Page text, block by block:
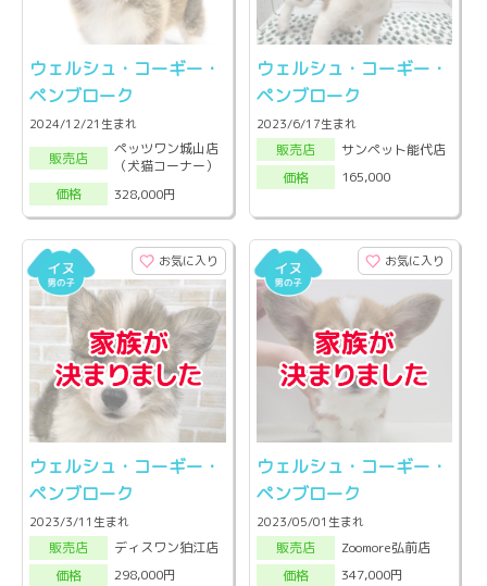
ウェルシュ・コーギー・
ペンブローク
2024/12/21生まれ
販売店
ペッツワン城山店
（犬猫コーナー）
価格
328,000円
ウェルシュ・コーギー・
ペンブローク
2023/6/17生まれ
販売店
サンペット能代店
価格
165,000
お気に入り
ウェルシュ・コーギー・
ペンブローク
2023/3/11生まれ
販売店
ディスワン狛江店
価格
298,000円
お気に入り
ウェルシュ・コーギー・
ペンブローク
2023/05/01生まれ
販売店
Zoomore弘前店
価格
347,000円